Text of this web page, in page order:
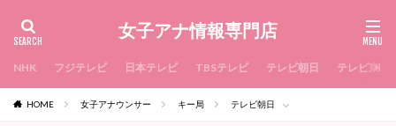
女子アナ情報専門店
NHK フジテレビ 日本テレビ TBSテレビ テレビ朝日 テレビ東京
HOME 女子アナウンサー キー局 テレビ朝日